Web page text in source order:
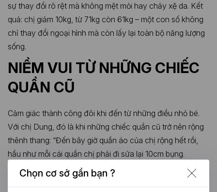
sự thay đổi rõ rệt mà không mệt mỏi hay chảy xệ da. Kết
quả: chị giảm 10kg, từ 71kg còn 61kg – một con số không
chỉ thay đổi ngoại hình mà còn lấy lại toàn bộ năng lượng
sống.
NIỀM VUI TỪ NHỮNG CHIẾC
QUẦN CŨ
Cảm giác thành công đôi khi đến từ những điều nhỏ bé.
Với chị Dung, đó là khi những chiếc quần cũ trở nên rộng
thênh thang: “Đến bây giờ quần áo của chị rộng hết rồi,
hầu như mỗi cái quần chị phải đi sửa lại 10cm bụng.
Những cái quần bò ngày xưa anh rể mang về không mặc
vừa, bây giờ còn rộng nữa cơ. Giờ chị đeo đai 2XS rồi!”
Chọn cơ sở gần bạn ?